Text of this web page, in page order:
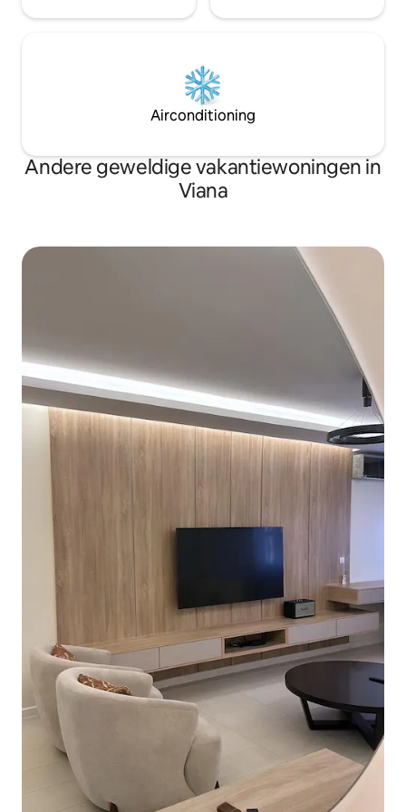
Airconditioning
Andere geweldige vakantiewoningen in
Viana